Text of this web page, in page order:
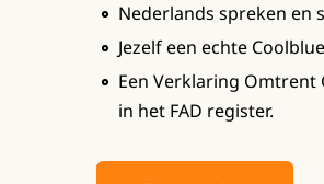
Nederlands spreken en
Jezelf een echte
Een Verklaring Omtrent
in het FAD register.